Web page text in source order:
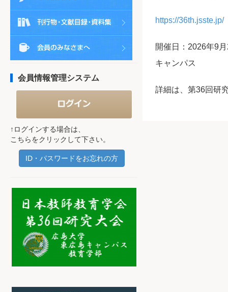
https://36th.jsste.jp/
開催日：2026年9
キャンパス
詳細は、第36回研
会員情報管理システム
↑ログインする場合は、
こちらをクリックして下さい。
ID・パスワードをお忘れの方